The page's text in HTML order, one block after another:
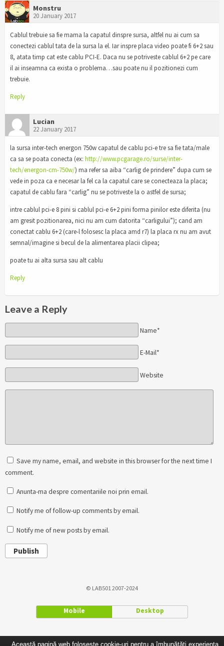
Monstru
20 January 2017
Cablul trebuie sa fie mama la capatul dinspre sursa, altfel nu ai cum sa
conectezi cablul tata de la sursa la el. Iar inspre placa video poate fi 6+2 sau
8, atata timp cat este cablu PCI-E. Daca nu se potriveste cablul 6+2 pe care
il ai inseamna ca exista o problema…sau poate nu il pozitionezi cum
trebuie.
Reply
Lucian
22 January 2017
la sursa inter-tech energon 750w capatul de cablu pci-e tre sa fie tata/male
ca sa se poata conecta (ex: http://www.pcgarage.ro/surse/inter-
tech/energon-cm-750w/) ma refer sa aiba “carlig de prindere” dupa cum se
vede in poza ca e necesar la fel ca la capatul care se conecteaza la placa;
capatul de cablu fara “carlig” nu se potriveste la o astfel de sursa;
intre cablul pci-e 8 pini si cablul pci-e 6+2 pini forma pinilor este diferita (nu
am gresit pozitionarea, nici nu am cum datorita “carligului”); cand am
conectat cablu 6+2 (care-l folosesc la placa amd r7) la placa rx nu am avut
semnal/imagine si becul de la alimentarea placii clipea;
poate tu ai alta sursa sau alt cablu
Reply
Leave a Reply
Name*
E-Mail*
Website
Save my name, email, and website in this browser for the next time I
comment.
Anunta-ma despre comentariile noi prin email.
Notify me of follow-up comments by email.
Notify me of new posts by email.
Publish
© LAB501 2007-2024
Mobile Desktop
Această pagină web folosește cookie-uri pentru a îmbunătăți experiența